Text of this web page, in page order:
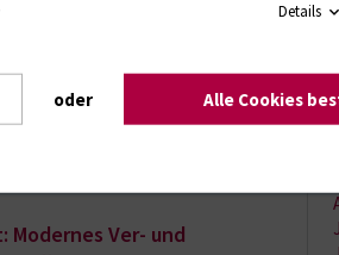
AöR nimmt Form an: Am 13.
Verkehr, Bau und
Ver- und
Details
oder Alle Cookies